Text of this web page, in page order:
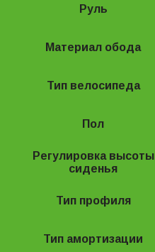
Руль
Материал обода
Тип велосипеда
Пол
Регулировка высоты
сиденья
Тип профиля
Тип амортизации